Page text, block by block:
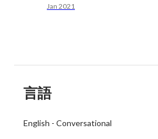
Jan 2021
言語
English - Conversational